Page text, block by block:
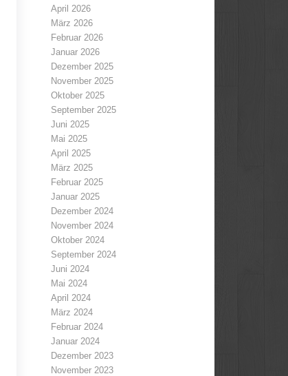
April 2026
März 2026
Februar 2026
Januar 2026
Dezember 2025
November 2025
Oktober 2025
September 2025
Juni 2025
Mai 2025
April 2025
März 2025
Februar 2025
Januar 2025
Dezember 2024
November 2024
Oktober 2024
September 2024
Juni 2024
Mai 2024
April 2024
März 2024
Februar 2024
Januar 2024
Dezember 2023
November 2023